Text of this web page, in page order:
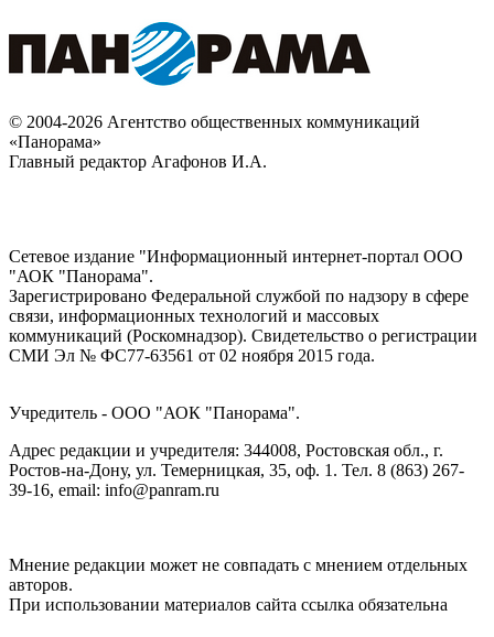
© 2004-2026 Агентство общественных коммуникаций
«Панорама»
Главный редактор Агафонов И.А.
Сетевое издание "Информационный интернет-портал ООО
"АОК "Панорама".
Зарегистрировано Федеральной службой по надзору в сфере
связи, информационных технологий и массовых
коммуникаций (Роскомнадзор). Cвидетельство о регистрации
СМИ Эл № ФС77-63561 от 02 ноября 2015 года.
Учредитель - ООО "АОК "Панорама".
Адрес редакции и учредителя: 344008, Ростовская обл., г.
Ростов-на-Дону, ул. Темерницкая, 35, оф. 1. Тел. 8 (863) 267-
39-16, email: info@panram.ru
Мнение редакции может не совпадать с мнением отдельных
авторов.
При использовании материалов сайта ссылка обязательна